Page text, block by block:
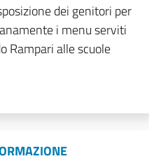
dei genitori per
i menu serviti
Rampari alle scuole